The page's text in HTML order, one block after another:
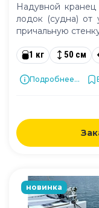
Надувной
лодок (судна)
причальную
1 кг 50 см
Подробнее...
новинка